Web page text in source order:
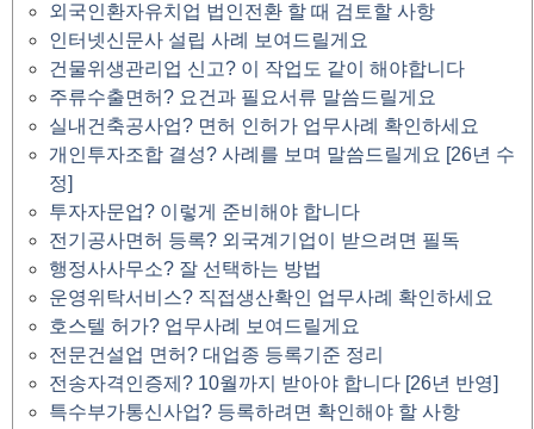
외국인환자유치업 법인전환 할 때 검토할 사항
인터넷신문사 설립 사례 보여드릴게요
건물위생관리업 신고? 이 작업도 같이 해야합니다
주류수출면허? 요건과 필요서류 말씀드릴게요
실내건축공사업? 면허 인허가 업무사례 확인하세요
개인투자조합 결성? 사례를 보며 말씀드릴게요 [26년 수
정]
투자자문업? 이렇게 준비해야 합니다
전기공사면허 등록? 외국계기업이 받으려면 필독
행정사사무소? 잘 선택하는 방법
운영위탁서비스? 직접생산확인 업무사례 확인하세요
호스텔 허가? 업무사례 보여드릴게요
전문건설업 면허? 대업종 등록기준 정리
전송자격인증제? 10월까지 받아야 합니다 [26년 반영]
특수부가통신사업? 등록하려면 확인해야 할 사항